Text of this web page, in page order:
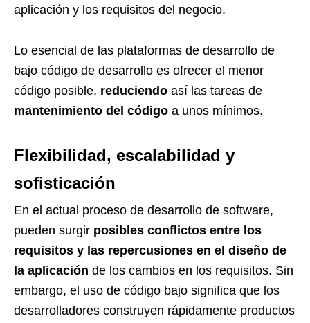
aplicación y los requisitos del negocio.
Lo esencial de las plataformas de desarrollo de
bajo código de desarrollo es ofrecer el menor
código posible, reduciendo así las tareas de
mantenimiento del código a unos mínimos.
Flexibilidad, escalabilidad y
sofisticación
En el actual proceso de desarrollo de software,
pueden surgir posibles conflictos entre los
requisitos y las repercusiones en el diseño de
la aplicación de los cambios en los requisitos. Sin
embargo, el uso de código bajo significa que los
desarrolladores construyen rápidamente productos